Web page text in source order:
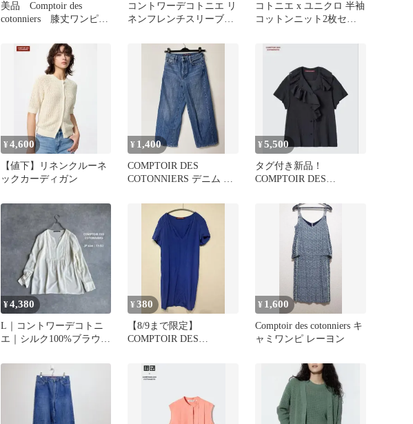
美品 Comptoir des
cotonniers 膝丈ワンピー
コントワーデコトニエ リ
ネンフレンチスリーブサ
コトニエ x ユニクロ 半袖
コットンニット2枚セッ
¥4,600
【値下】リネンクルーネ
ックカーディガン
¥ 1,400
COMPTOIR DES
COTONNIERS デニム ク
¥5,500
タグ付き新品！
COMPTOIR DES
¥4,380
L｜コントワーデコトニ
エ｜シルク100%ブラウス
¥380
【8/9まで限定】
COMPTOIR DES
ピース
¥ 1,600
Comptoir des cotonniers キ
ャミワンピ レーヨン